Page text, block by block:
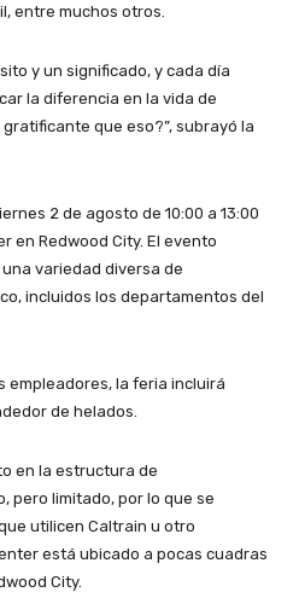
entre muchos otros.
y un significado, y cada día
la diferencia en la vida de
que eso?”, subrayó la
2 de agosto de 10:00 a 13:00
en Redwood City. El evento
variedad diversa de
incluidos los departamentos del
empleadores, la feria incluirá
de helados.
en la estructura de
pero limitado, por lo que se
utilicen Caltrain u otro
está ubicado a pocas cuadras
City.